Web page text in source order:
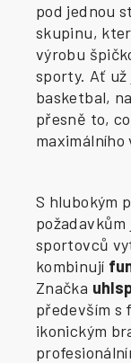
pod jednou
skupinu,
výrobu
sporty. Ať už
basketbal,
přesně to,
maximálního
S hlubokým
sportovců
kombinují
Značka
především s
ikonickým